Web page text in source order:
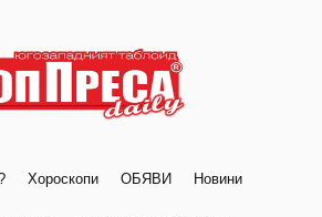
Хороскопи ОБЯВИ Новини